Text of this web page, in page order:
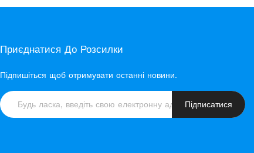
Приєднатися До Розсилки
Підпишіться щоб отримувати останні новини.
Підписатися